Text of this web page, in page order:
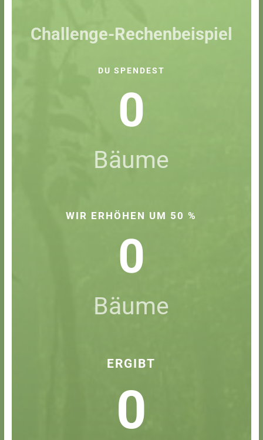
Challenge-Rechenbeispiel
DU SPENDEST
0
Bäume
WIR ERHÖHEN UM 50 %
0
Bäume
ERGIBT
0